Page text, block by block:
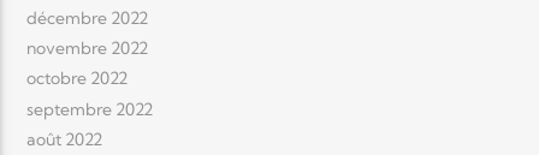
décembre 2022
novembre 2022
octobre 2022
septembre 2022
août 2022